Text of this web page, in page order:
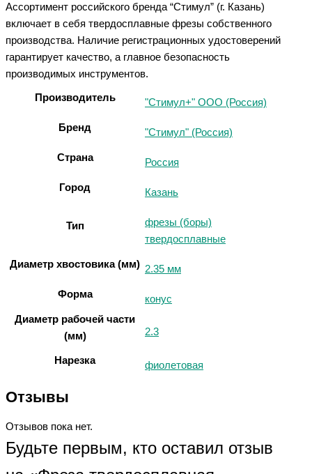
Ассортимент российского бренда “Стимул” (г. Казань)
включает в себя твердосплавные фрезы собственного
производства. Наличие регистрационных удостоверений
гарантирует качество, а главное безопасность
производимых инструментов.
Производитель "Стимул+" ООО (Россия)
Бренд "Стимул" (Россия)
Страна Россия
Город Казань
Тип
фрезы (боры)
твердосплавные
Диаметр хвостовика (мм) 2.35 мм
Форма
конус
Диаметр рабочей части
(мм)
2.3
Нарезка фиолетовая
Отзывы
Отзывов пока нет.
Будьте первым, кто оставил отзыв